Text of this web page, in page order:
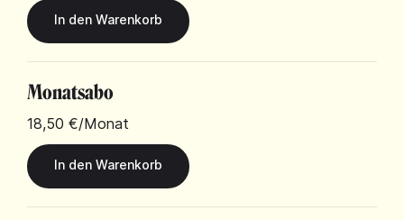
Monatsabo
18,50 €/Monat